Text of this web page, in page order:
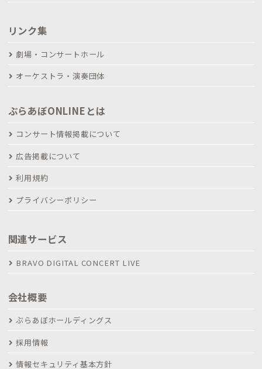
リンク集
劇場・コンサートホール
オーケストラ・演奏団体
ぶらあぼONLINEとは
コンサート情報掲載について
広告掲載について
利用規約
プライバシーポリシー
関連サービス
BRAVO DIGITAL CONCERT LIVE
会社概要
ぶらあぼホールディングス
採用情報
情報セキュリティ基本方針